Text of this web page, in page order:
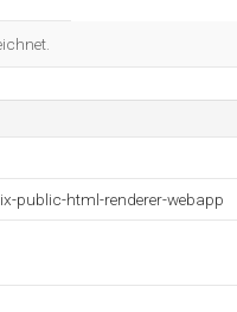
public-html-renderer-webapp